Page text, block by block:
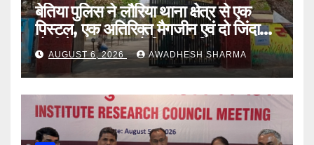
बेतिया पुलिस ने लौरिया थाना क्षेत्र से एक
पिस्टल, एक अतिरिक्त मैगजीन एवं दो जिंदा
गोली के साथ एक को गिरफ्तार दिया
AUGUST 6, 2026 AWADHESH SHARMA